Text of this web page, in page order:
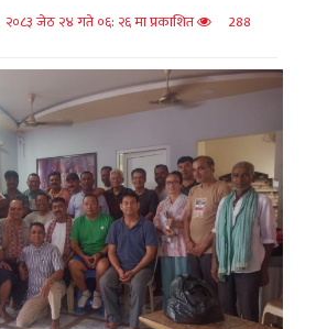
२०८३ जेठ २४ गते ०६: २६ मा प्रकाशित
288